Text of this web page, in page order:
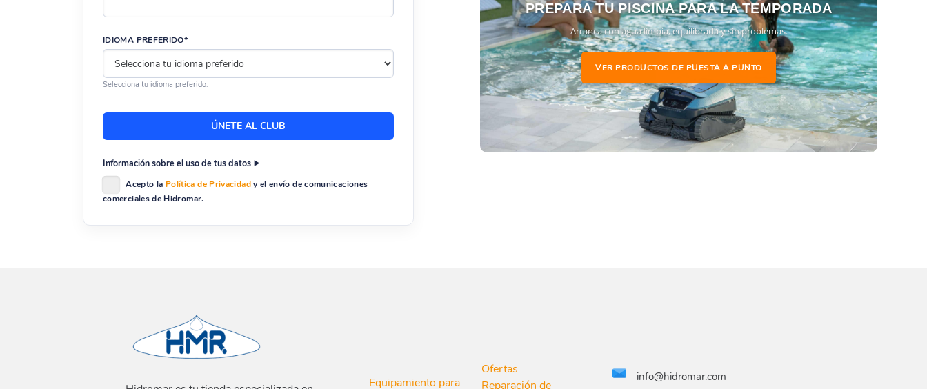
IDIOMA PREFERIDO*
Selecciona tu idioma preferido.
Información sobre el uso de tus datos
Acepto la Política de Privacidady el envío de comunicaciones
comerciales de Hidromar.
PREPARA TU PISCINA PARA LA TEMPORADA
Arranca con agua limpia, equilibrada y sin problemas.
VER PRODUCTOS DE PUESTA A PUNTO
Equipamiento para
Ofertas
Reparación de
info@hidromar.com